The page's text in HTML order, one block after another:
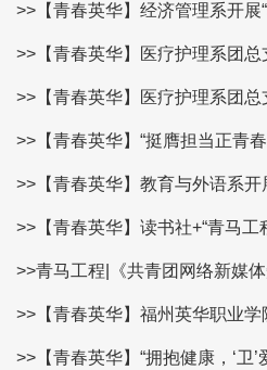
>>【青春英华】经济管理系开展
>>【青春英华】医疗护理系团总
>>【青春英华】医疗护理系团
>>【青春英华】“挺膺担当正青
>>【青春英华】教育与外语系开
>>【青春英华】读书社+“青马工
>>青马工程|《共青团网络新媒体
>>【青春英华】福州英华职业学
>>【青春英华】“拥抱健康，‘卫’